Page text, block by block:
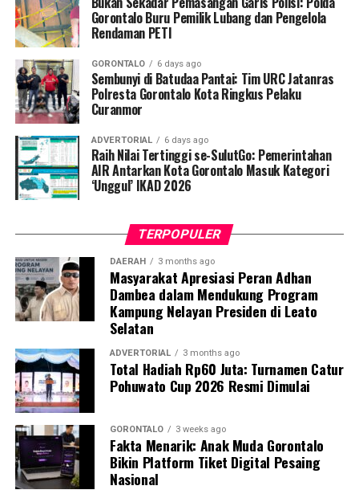
Penyuluhan difokuskan pada pemahaman mekanisme
penularan, pengenalan gejala awal, pentingnya
hingga tuntas, serta pengikisan stigma negatif terhadap
penyintas TBC di lingkungan warga.
“Literasi kesehatan warga adalah fondasi utama dalam
memutus rantai penularan TBC. Kami berupaya
menyampaikan edukasi yang persuasif dan mudah
dipahami agar warga tidak ragu melakukan pemeriksaan
apabila mengalami gejala batuk berkepanjangan,”
Selain skrining TBC, mahasiswa turut mendampingi
nakes Puskesmas Talaga Jaya dalam memberikan
pelayanan Cek Kesehatan Gratis (CKG), meliputi
pengukuran tekanan darah, cek kadar gula darah, dan
penapisan faktor risiko penyakit tidak menular (PTM)
sebagai upaya promotif-preventif.
Perwakilan DPL KKN-PK, Dr. dr. Vivien Novarina A.
Kasim, M.Kes., menegaskan bahwa keterlibatan
mahasiswa merupakan bentuk perwujudan Tri Dharma
Perguruan Tinggi dalam mengawal transformasi
layanan kesehatan primer.
Gorontalo Buru Pemilik Lubang dan Pengelola
Rendaman PETI
GORONTALO 6 days ago
Sembunyi di Batudaa Pantai: Tim URC Jatanras
Polresta Gorontalo Kota Ringkus Pelaku
Curanmor
ADVERTORIAL 6 days ago
Raih Nilai Tertinggi se-SulutGo: Pemerintahan
AIR Antarkan Kota Gorontalo Masuk Kategori
‘Unggul’ IKAD 2026
TERPOPULER
DAERAH 3 months ago
Masyarakat Apresiasi Peran Adhan
Dambea dalam Mendukung Program
Kampung Nelayan Presiden di Leato
Selatan
ADVERTORIAL 3 months ago
Total Hadiah Rp60 Juta: Turnamen Catur
Pohuwato Cup 2026 Resmi Dimulai
GORONTALO 3 weeks ago
Fakta Menarik: Anak Muda Gorontalo
Bikin Platform Tiket Digital Pesaing
Nasional